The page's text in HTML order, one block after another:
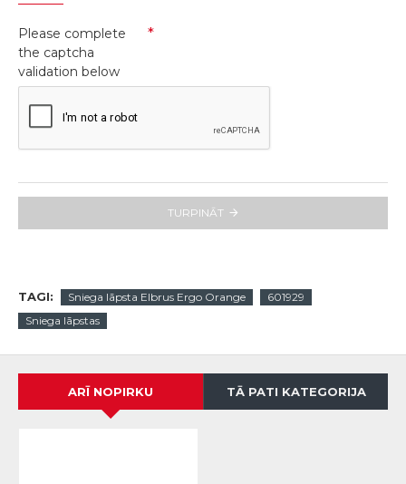
Please complete
the captcha
validation below
TURPINĀT
TAGI: Sniega lāpsta Elbrus Ergo Orange
601929
Sniega lāpstas
ARĪ NOPIRKU TĀ PATI KATEGORIJA